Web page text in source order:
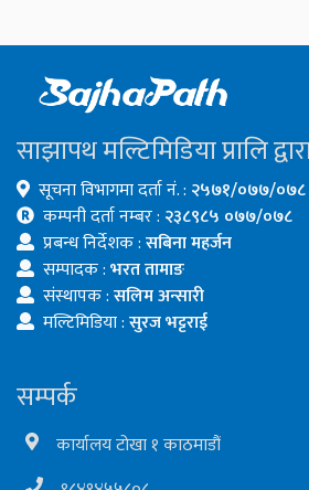
साझापथ मल्टिमिडिया प्रालि
सूचना विभागमा दर्ता नं. : २५७१/०७७/०७८
कम्पनी दर्ता नम्बर : २३८९८५ ०७७/०७८
प्रबन्ध निर्देशक :सबिना महर्जन
सम्पादक :भरत तामाङ
संस्थापक :सलिम अन्सारी
मल्टिमिडिया :सुरज भट्टराई
सम्पर्क
कार्यालय टोखा १ काठमाडौं